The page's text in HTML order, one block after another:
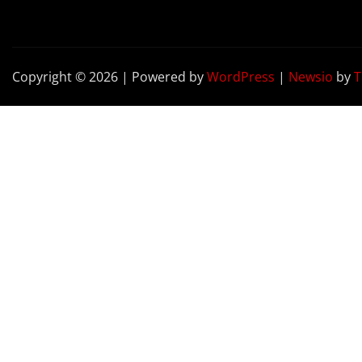
Copyright © 2026 | Powered byWordPress | Newsio by